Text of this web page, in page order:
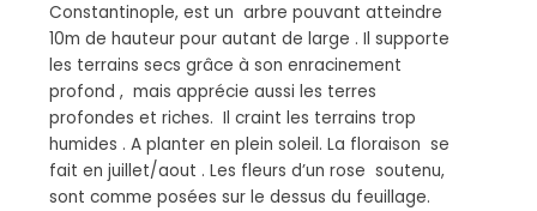
Constantinople, est un arbre pouvant atteindre
10m de hauteur pour autant de large . Il supporte
les terrains secs grâce à son enracinement
profond , mais apprécie aussi les terres
profondes et riches. Il craint les terrains trop
humides . A planter en plein soleil. La floraison se
fait en juillet/aout . Les fleurs d’un rose soutenu,
sont comme posées sur le dessus du feuillage.